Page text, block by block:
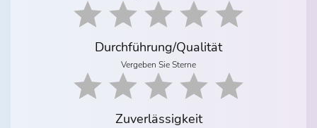
Durchführung/Qualität
Vergeben Sie Sterne
Zuverlässigkeit